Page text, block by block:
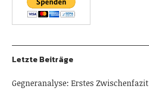
Letzte Beiträge
Gegneranalyse: Erstes Zwischenfazit